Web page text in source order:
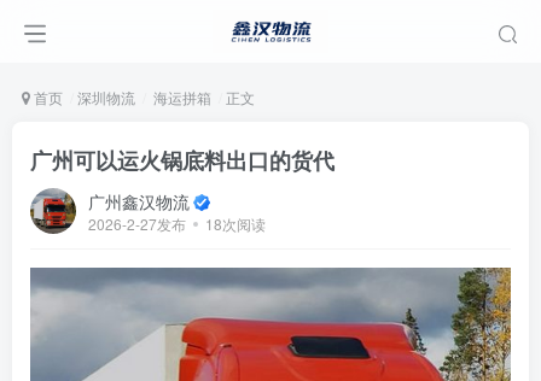
首页 深圳物流 海运拼箱 正文
广州可以运火锅底料出口的货代
广州鑫汉物流
2026-2-27发布 18次阅读